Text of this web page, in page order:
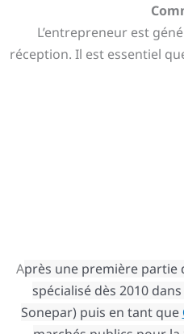
L’entrepreneur est
réception. Il est essentiel
Après une première partie
spécialisé dès 2010
Sonepar) puis en tant que